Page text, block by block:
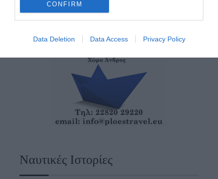
CONFIRM
Data Deletion Data Access Privacy Policy
Ναυτικές Ιστορίες